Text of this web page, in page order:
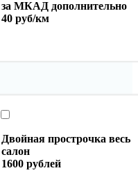
за МКАД дополнительно
40 руб/км
Двойная прострочка весь
салон
1600 рублей